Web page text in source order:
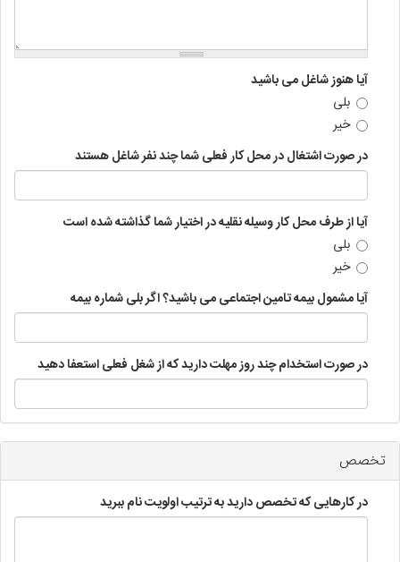
آیا هنوز شاغل می باشید
بلی
خیر
در صورت اشتغال در محل کار فعلی شما چند نفر شاغل هستند
آیا از طرف محل کار وسیله نقلیه در اختیار شما گذاشته شده است
بلی
خیر
آیا مشمول بیمه تامین اجتماعی می باشید؟ اگر بلی شماره بیمه
در صورت استخدام چند روز مهلت دارید که از شغل فعلی استعفا دهید
تخصص
در کارهایی که تخصص دارید به ترتیب اولویت نام ببرید